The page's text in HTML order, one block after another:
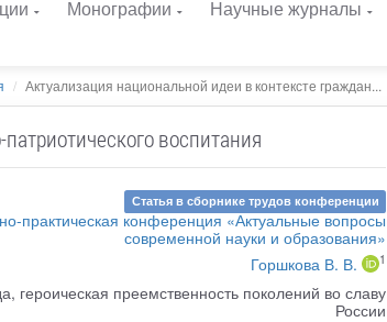
Монографии
Научные журналы
Актуализация национальной идеи в контексте граждан...
воспитания
Статья в сборнике трудов конференции
практическая конференция «Актуальные вопросы
современной науки и образования»
Горшкова В. В. 1
героическая преемственность поколений во славу
России